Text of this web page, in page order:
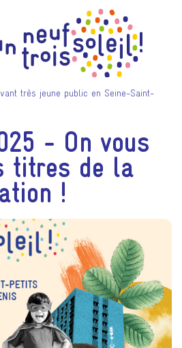
très jeune public en Seine-Saint-
- On vous
titres de la
!